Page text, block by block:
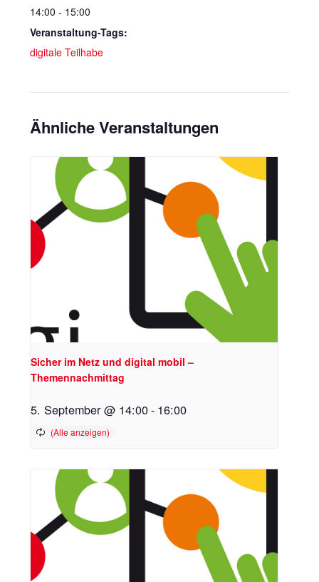
14:00 - 15:00
Veranstaltung-Tags:
digitale Teilhabe
Ähnliche Veranstaltungen
Sicher im Netz und digital mobil –
Themennachmittag
5. September @ 14:00- 16:00